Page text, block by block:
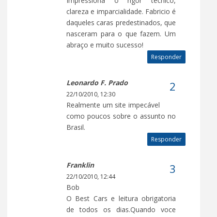
clareza e imparcialidade. Fabricio é
daqueles caras predestinados, que
nasceram para o que fazem. Um
abraço e muito sucesso!
Responder
Leonardo F. Prado
22/10/2010, 12:30
Realmente um site impecável
como poucos sobre o assunto no
Brasil.
Responder
Franklin
22/10/2010, 12:44
Bob
O Best Cars e leitura obrigatoria
de todos os dias.Quando voce